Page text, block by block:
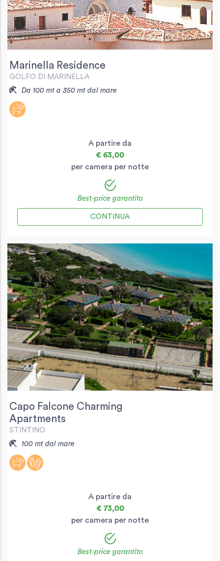
Marinella Residence
GOLFO DI MARINELLA
Da 100 mt a 350 mt dal mare
A partire da
€ 63,00
per camera per notte
Best-price garantito
CONTINUA
Capo Falcone Charming
Apartments
STINTINO
100 mt dal mare
A partire da
€ 73,00
per camera per notte
Best-price garantito